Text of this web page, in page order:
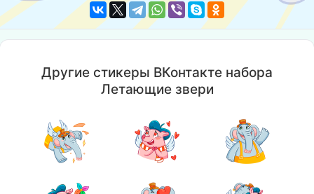
Другие стикеры ВКонтакте набора
Летающие звери